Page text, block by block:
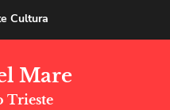
Cultura
Mare
Trieste